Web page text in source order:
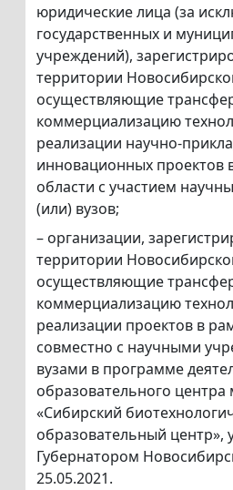
юридические лица (за
государственных и
учреждений),
территории
осуществляющие
коммерциализацию
реализации научно-
инновационных проектов
области с участием
(или) вузов;
– организации,
территории
осуществляющие
коммерциализацию
реализации проектов в
совместно с научными
вузами в программе
образовательного
«Сибирский
образовательный центр»,
Губернатором
25.05.2021.